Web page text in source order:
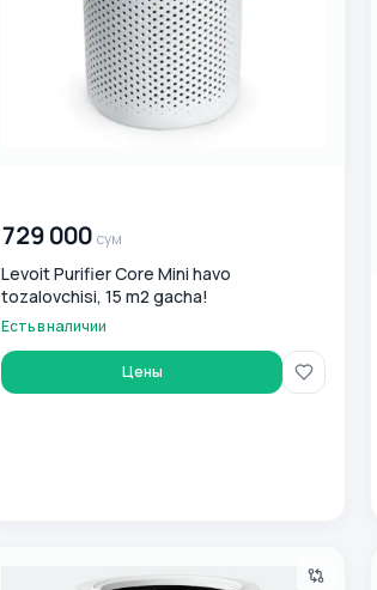
729 000 сум
Levoit Purifier Core Mini havo
tozalovchisi, 15 m2 gacha!
Есть в наличии
Цены